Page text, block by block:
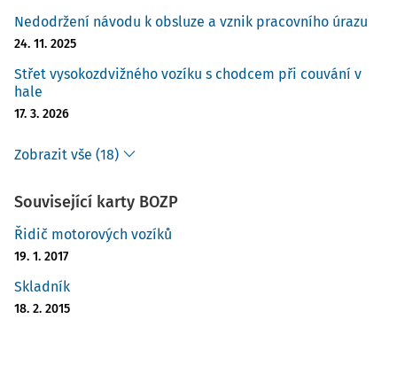
Nedodržení návodu k obsluze a vznik pracovního úrazu
24. 11. 2025
Střet vysokozdvižného vozíku s chodcem při couvání v
hale
17. 3. 2026
Zobrazit vše (18)
Související karty BOZP
Řidič motorových vozíků
19. 1. 2017
Skladník
18. 2. 2015